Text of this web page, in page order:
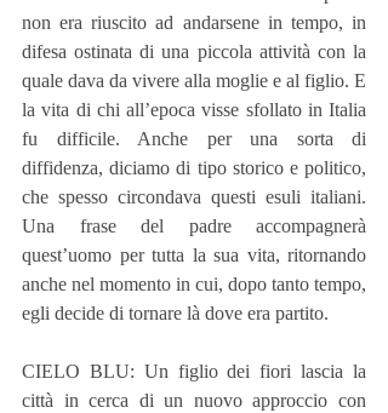
non era riuscito ad andarsene in tempo, in
difesa ostinata di una piccola attività con la
quale dava da vivere alla moglie e al figlio. E
la vita di chi all’epoca visse sfollato in Italia
fu difficile. Anche per una sorta di
diffidenza, diciamo di tipo storico e politico,
che spesso circondava questi esuli italiani.
Una frase del padre accompagnerà
quest’uomo per tutta la sua vita, ritornando
anche nel momento in cui, dopo tanto tempo,
egli decide di tornare là dove era partito.
CIELO BLU: Un figlio dei fiori lascia la
città in cerca di un nuovo approccio con